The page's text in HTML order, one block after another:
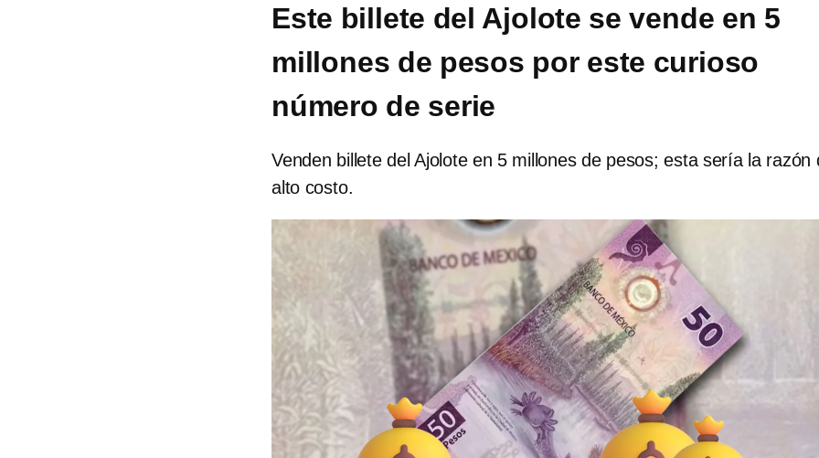
Este billete del Ajolote se vende en 5
millones de pesos por este curioso
número de serie
Venden billete del Ajolote en 5 millones de pesos; esta sería la razón
alto costo.